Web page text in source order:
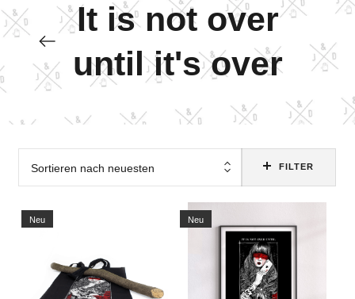
It is not over
until it's over
Sortieren nach neuesten FILTER
Neu Neu